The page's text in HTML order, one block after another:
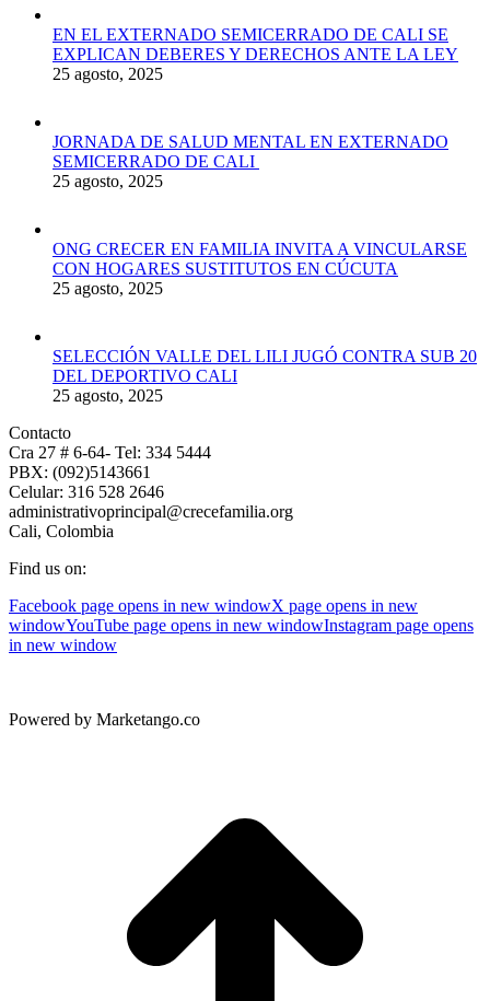
EN EL EXTERNADO SEMICERRADO DE CALI SE
EXPLICAN DEBERES Y DERECHOS ANTE LA LEY
25 agosto, 2025
JORNADA DE SALUD MENTAL EN EXTERNADO
SEMICERRADO DE CALI
25 agosto, 2025
ONG CRECER EN FAMILIA INVITA A VINCULARSE
CON HOGARES SUSTITUTOS EN CÚCUTA
25 agosto, 2025
SELECCIÓN VALLE DEL LILI JUGÓ CONTRA SUB 20
DEL DEPORTIVO CALI
25 agosto, 2025
Contacto
Cra 27 # 6-64- Tel: 334 5444
PBX: (092)5143661
Celular: 316 528 2646
administrativoprincipal@crecefamilia.org
Cali, Colombia
Find us on:
Facebook page opens in new windowX page opens in new
windowYouTube page opens in new windowInstagram page opens
in new window
Powered by Marketango.co